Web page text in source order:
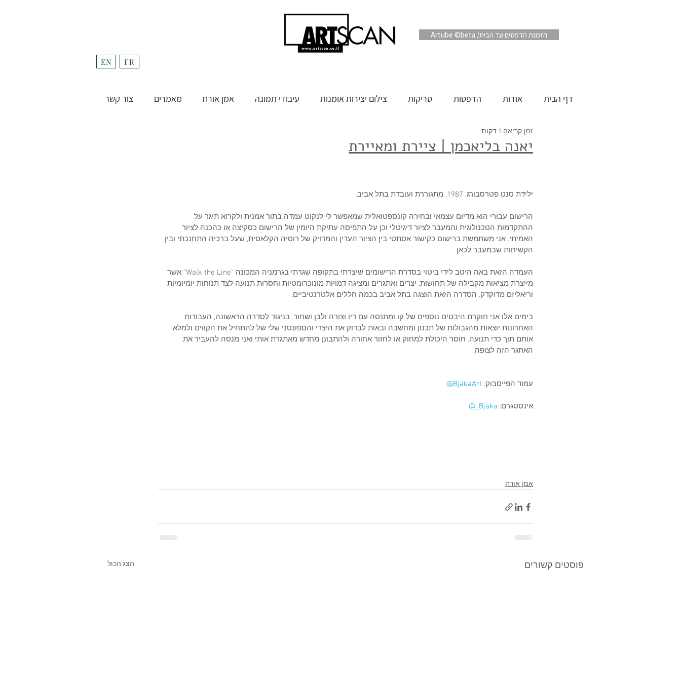
EN FR
Artube ©beta /הזמנת הדפסים עד הבית
דף הבית אודות הדפסות סריקות צילום יצירות אומנות עיבודי תמונה אמן אורח מאמרים צור קשר
יאנה בליאכמן | ציירת ומאיירת
זמן קריאה 1 דקות
ילידת סנט פטרסבורג, 1987. מתגוררת ועובדת בתל אביב.
הרישום עבורי הוא מדיום עצמאי ובחירה קונספטואלית שמאפשר לי לנקוט עמדה בתור אמנית ולקרוא תיגר על
ההתקדמות הטכנולוגית והמעבר לציור דיגיטלי וכן על התפיסה עתיקת היומין של הרישום כסקיצה או כהכנה לציור
האמיתי. אני משתמשת ברישום כקישור אסתטי בין הציור העדין והמדויק של רוסיה הקלאסית, שעל ברכיה התחנכתי ובין
הקשיחות שבמעבר לכאן.
העמדה הזאת באה היטב לידי ביטוי בסדרת הרישומים שיצרתי בתקופה שגרתי בגרמניה המכונה "Walk the Line" אשר
מייצרת מציאות מקבילה של תחושות, יצרים ואתגרים ומציגה דמויות מונוכרומטיות וחסרות תנועה לצד תנוחות יומיומיות
וריאליזם מדוקדק. הסדרה הזאת הוצגה בתל אביב בכמה חללים אלטרנטיביים.
בימים אלו אני חוקרת היבטים נוספים של קו ומתנסה עם דיו וצורה ולבן ושחור. בניגוד לסדרה הראשונה, העבודות
האחרונות יוצאות מהגבולות של תכנון ומחשבה ובאות לבדוק את היצרי והספונטני שלי של להתחיל את הקווים ולמלא
אותם תוך כדי תנועה. חוסר היכולת למחוק או לחזור אחורה ולהתבונן מחדש מאתגרת אותי ואני מנסה להעביר את
האתגר הזה לצופה.
עמוד הפייסבוק: BjakaArt@
אינסטגרם:
אמן אורח
פוסטים קשורים הצג הכול